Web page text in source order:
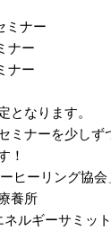
ミナー
ナー
ナー
となります。
ミナーを少し
！
ヒーリング協会
養所
ルギーサミット